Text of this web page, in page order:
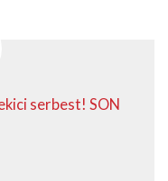
serbest! SON